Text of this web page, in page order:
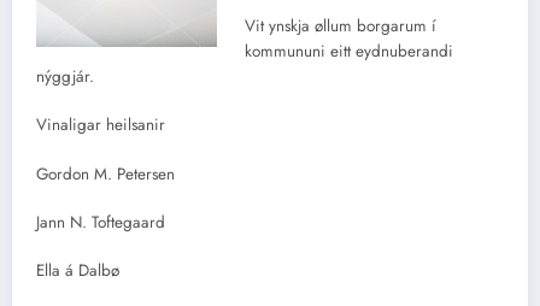
Vit ynskja øllum borgarum í
kommununi eitt eydnuberandi
nýggjár.
Vinaligar heilsanir
Gordon M. Petersen
Jann N. Toftegaard
Ella á Dalbø